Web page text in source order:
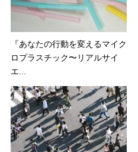
『あなたの行動を変えるマイク
ロプラスチック〜リアルサイ
エ...